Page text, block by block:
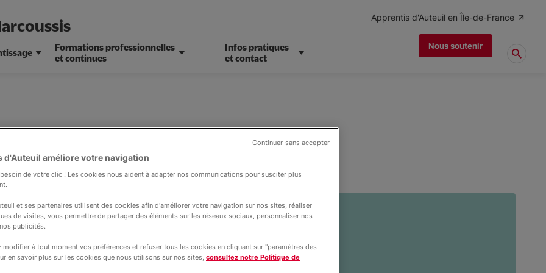
Formations professionnelles
et continues
Infos pratiques
et contact
Apprentis d'Auteuil en Île-de-France
Nous soutenir
et insertion |
Saint-
d'Auteuil améliore votre navigation
de votre clic ! Les cookies nous aident à adapter nos communications pour susciter plus
et ses partenaires utilisent des cookies afin d'améliorer votre navigation sur nos sites, réaliser
de visites, vous permettre de partager des éléments sur les réseaux sociaux, personnaliser nos
publicités.
modifier à tout moment vos préférences et refuser tous les cookies en cliquant sur "paramètres des
en savoir plus sur les cookies que nous utilisons sur nos sites, consultez notre Politique de
Continuer sans accepter